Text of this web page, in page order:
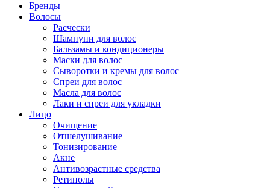
Бренды
Волосы
Расчески
Шампуни для волос
Бальзамы и кондиционеры
Маски для волос
Сыворотки и кремы для волос
Спреи для волос
Масла для волос
Лаки и спреи для укладки
Лицо
Очищение
Отшелушивание
Тонизирование
Акне
Антивозрастные средства
Ретинолы